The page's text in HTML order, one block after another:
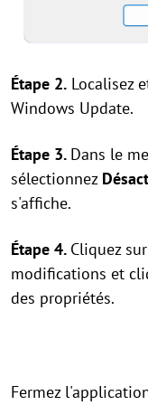
Étape 2. Localisez
Windows Update.
Étape 3. Dans le
sélectionnez
s'affiche.
Étape 4. Cliquez sur
modifications et
des propriétés.
Fermez